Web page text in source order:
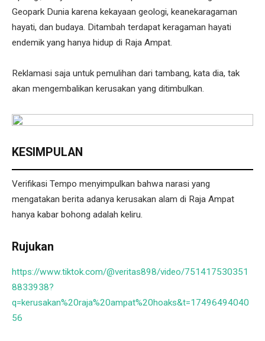
Geopark Dunia karena kekayaan geologi, keanekaragaman
hayati, dan budaya. Ditambah terdapat keragaman hayati
endemik yang hanya hidup di Raja Ampat.
Reklamasi saja untuk pemulihan dari tambang, kata dia, tak
akan mengembalikan kerusakan yang ditimbulkan.
KESIMPULAN
Verifikasi Tempo menyimpulkan bahwa narasi yang
mengatakan berita adanya kerusakan alam di Raja Ampat
hanya kabar bohong adalah keliru.
Rujukan
https://www.tiktok.com/@veritas898/video/751417530351
8833938?
q=kerusakan%20raja%20ampat%20hoaks&t=17496494040
56